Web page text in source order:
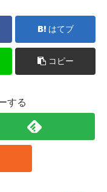
はてブ
コピー
する